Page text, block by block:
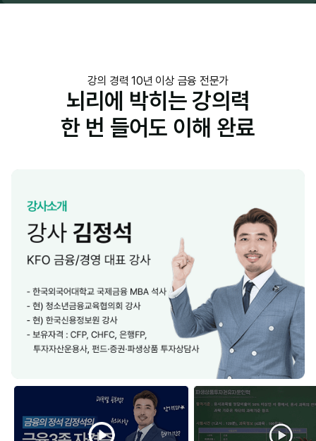
강의 경력 10년 이상 금융 전문가
뇌리에 박히는 강의력
한 번 들어도 이해 완료